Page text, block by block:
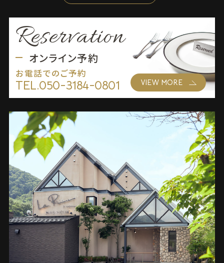
Reservation
オンライン予約
お電話でのご予約
TEL.050-3184-0801 VIEW MORE